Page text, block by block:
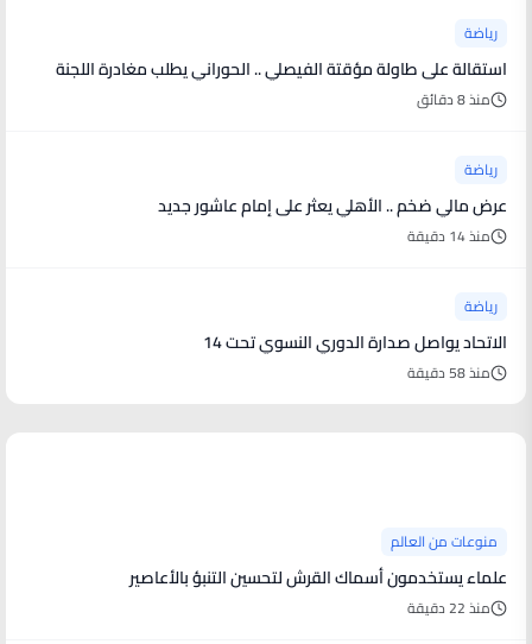
رياضة
استقالة على طاولة مؤقتة الفيصلي .. الحوراني يطلب مغادرة اللجنة
منذ 8 دقائق
رياضة
عرض مالي ضخم .. الأهلي يعثر على إمام عاشور جديد
منذ 14 دقيقة
رياضة
الاتحاد يواصل صدارة الدوري النسوي تحت 14
منذ 58 دقيقة
منوعات من العالم
علماء يستخدمون أسماك القرش لتحسين التنبؤ بالأعاصير
منذ 22 دقيقة